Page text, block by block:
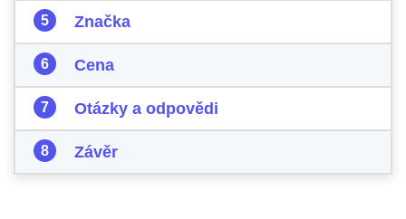
Značka
Cena
Otázky a odpovědi
Závěr